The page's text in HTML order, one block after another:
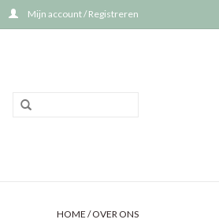
Mijn account / Registreren
HOME /OVER ONS